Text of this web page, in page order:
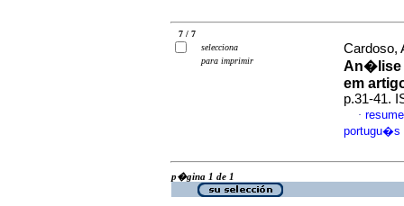
7 / 7
selecciona
para imprimir
Cardoso,
An�lise
em
p.31-41.
·
portugu�s
p�gina 1 de 1